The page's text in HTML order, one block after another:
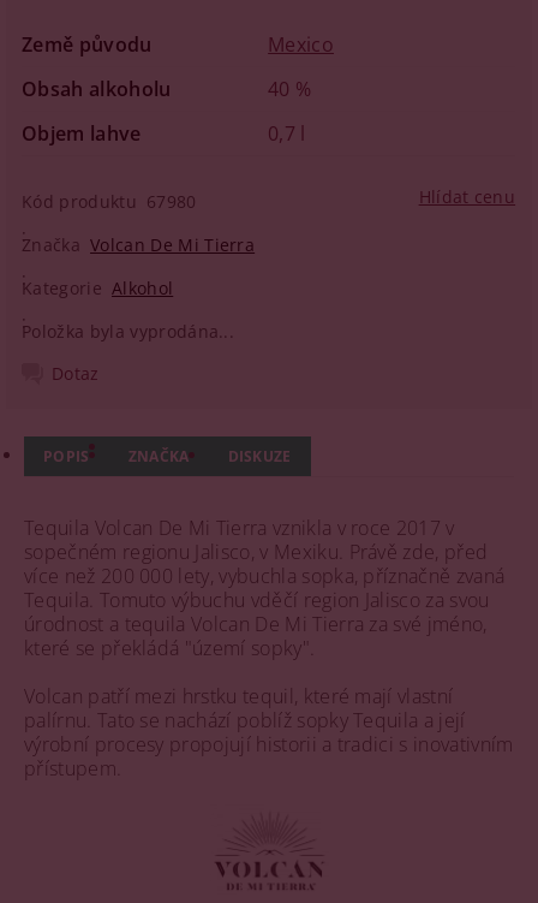
Země původu
Mexico
Obsah alkoholu
40 %
Objem lahve
0,7 l
Kód produktu 67980
Značka Volcan De Mi Tierra
Kategorie Alkohol
Položka byla vyprodána...
Hlídat cenu
Dotaz
POPIS ZNAČKA DISKUZE
Tequila Volcan De Mi Tierra vznikla v roce 2017 v
sopečném regionu Jalisco, v Mexiku. Právě zde, před
více než 200 000 lety, vybuchla sopka, příznačně zvaná
Tequila. Tomuto výbuchu vděčí region Jalisco za svou
úrodnost a tequila Volcan De Mi Tierra za své jméno,
které se překládá "území sopky".
Volcan patří mezi hrstku tequil, které mají vlastní
palírnu. Tato se nachází poblíž sopky Tequila a její
výrobní procesy propojují historii a tradici s inovativním
přístupem.